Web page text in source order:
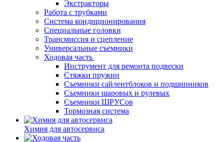
Экстракторы
Работа с трубками
Система кондиционирования
Специальные головки
Трансмиссия и сцепление
Универсальные съемники
Ходовая часть
Инструмент для ремонта подвески
Стяжки пружин
Съемники сайлентблоков и подшипников
Съемники шаровых и рулевых
Съемники ШРУСов
Тормозная система
Химия для автосервиса